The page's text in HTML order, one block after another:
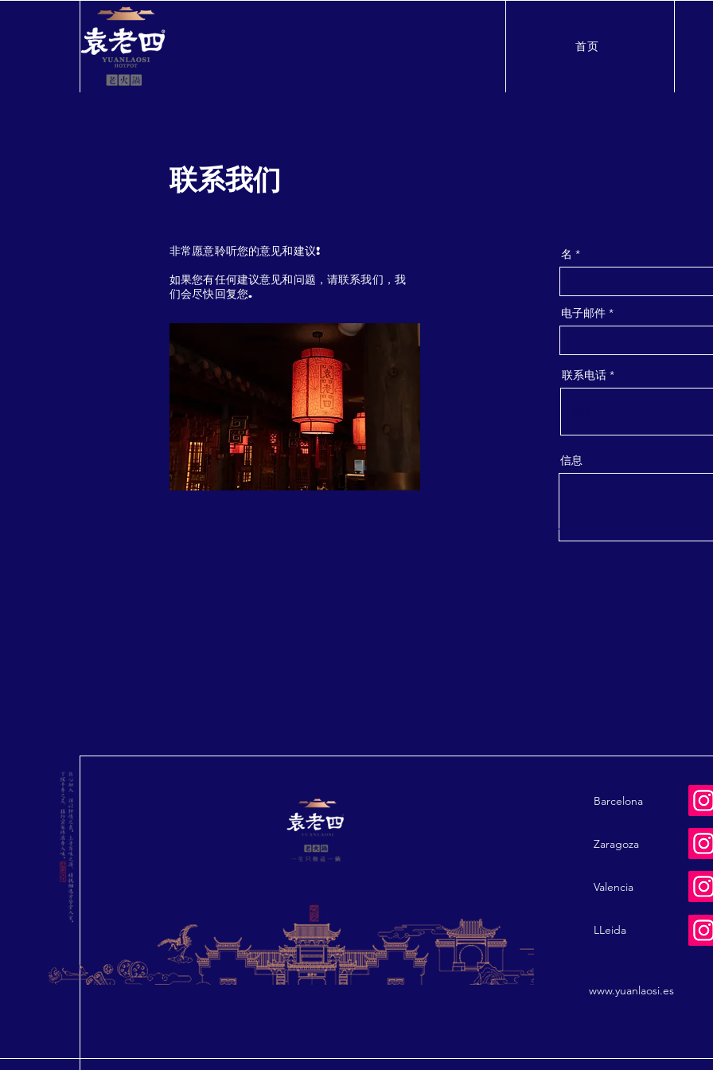
首页
联系我们
非常愿意聆听您的意见和建议!
如果您有任何建议意见和问题，请联系我们，我
们会尽快回复您.
名
电子邮件
联系电话
信息
Barcelona
Zaragoza
Valencia
LLeida
www.yuanlaosi.es